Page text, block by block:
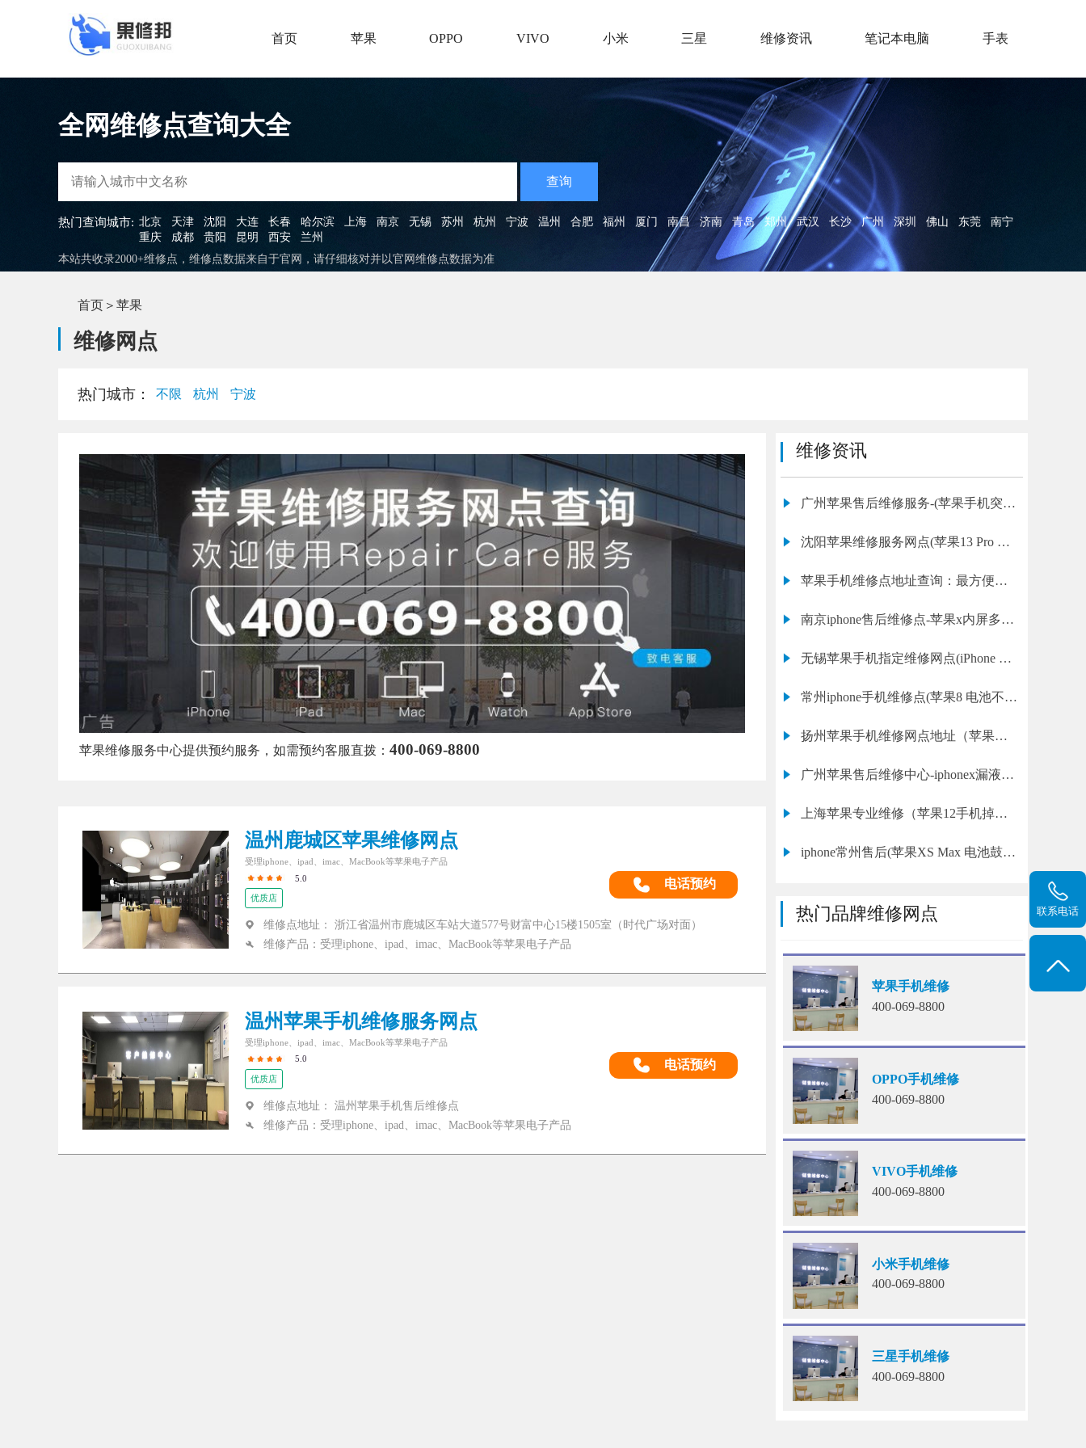
首页 苹果 OPPO VIVO 小米 三星 维修资讯 笔记本电脑 手表
全网维修点查询大全
查询
热门查询城市: 北京 天津 沈阳 大连 长春 哈尔滨 上海 南京 无锡 苏州 杭州 宁波 温州 合肥 福州 厦门 南昌 济南 青岛 郑州 武汉 长沙 广州 深圳 佛山 东莞
南宁
重庆
成都 贵阳 昆明 西安
兰州
本站共收录2000+维修点，维修点数据来自于官网，请仔细核对并以官网维修点数据为准
首页 ＞ 苹果
维修网点
热门城市： 不限 杭州 宁波
苹果维修服务中心提供预约服务，如需预约客服直拨：400-069-8800
温州鹿城区苹果维修网点
受理iphone、ipad、imac、MacBook等苹果电子产品
5.0
优质店
电话预约
维修点地址： 浙江省温州市鹿城区车站大道577号财富中心15楼1505室（时代广场对面）
维修产品：受理iphone、ipad、imac、MacBook等苹果电子产品
温州苹果手机维修服务网点
受理iphone、ipad、imac、MacBook等苹果电子产品
5.0
优质店
电话预约
维修点地址： 温州苹果手机售后维修点
维修产品：受理iphone、ipad、imac、MacBook等苹果电子产品
维修资讯
广州苹果售后维修服务-(苹果手机突然
沈阳苹果维修服务网点(苹果13 Pro 无
苹果手机维修点地址查询：最方便的
南京iphone售后维修点-苹果x内屏多少
无锡苹果手机指定维修网点(iPhone XR
常州iphone手机维修点(苹果8 电池不耐
扬州苹果手机维修网点地址（苹果
广州苹果售后维修中心-iphonex漏液换
上海苹果专业维修（苹果12手机掉电
iphone常州售后(苹果XS Max 电池鼓包
热门品牌维修网点
苹果手机维修
400-069-8800
OPPO手机维修
400-069-8800
VIVO手机维修
400-069-8800
小米手机维修
400-069-8800
三星手机维修
400-069-8800
联系电话